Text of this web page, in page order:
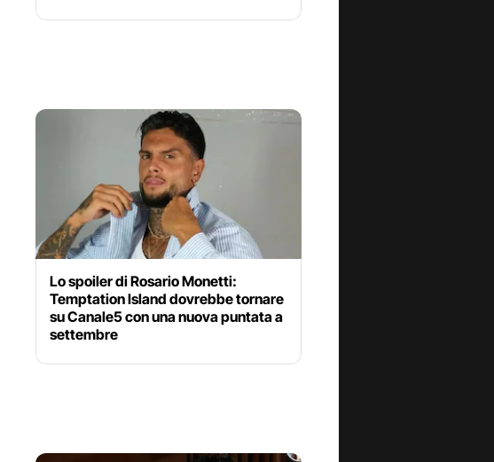
Lo spoiler di Rosario Monetti:
Temptation Island dovrebbe tornare
su Canale5 con una nuova puntata a
settembre